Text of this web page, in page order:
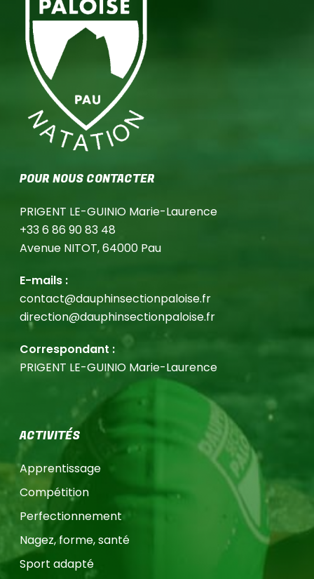
POUR NOUS CONTACTER
PRIGENT LE-GUINIO Marie-Laurence
+33 6 86 90 83 48
Avenue NITOT, 64000 Pau
E-mails :
contact@dauphinsectionpaloise.fr
direction@dauphinsectionpaloise.fr
Correspondant :
PRIGENT LE-GUINIO Marie-Laurence
ACTIVITÉS
Apprentissage
Compétition
Perfectionnement
Nagez, forme, santé
Sport adapté